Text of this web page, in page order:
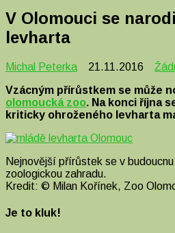
V Olomouci se
levharta
Michal Peterka 21.11.2016
Vzácným přírůstkem se může
olomoucká zoo. Na konci října
kriticky ohroženého levharta
Nejnovější přírůstek se v
zoologickou zahradu.
Kredit: © Milan Kořínek, Zoo
Je to kluk!